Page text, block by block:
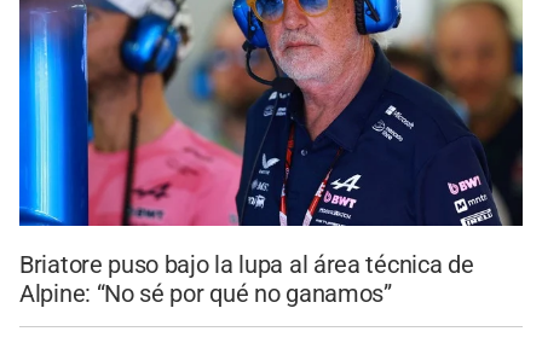
Briatore puso bajo la lupa al área técnica de
Alpine: “No sé por qué no ganamos”